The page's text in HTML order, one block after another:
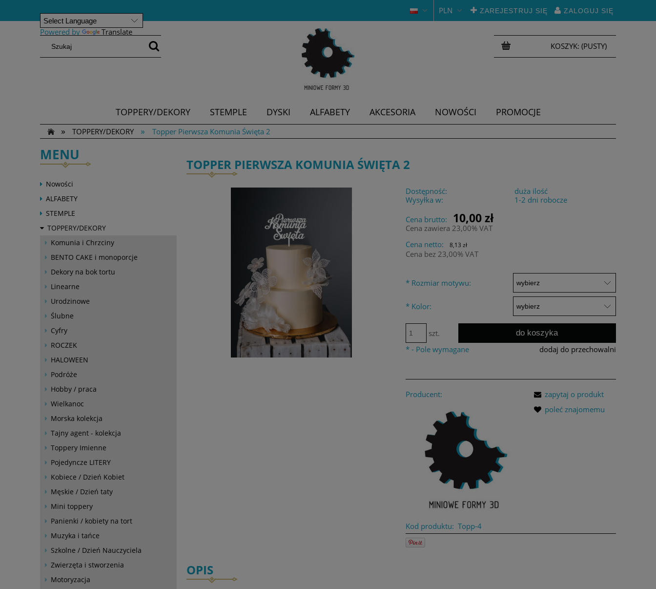
Powered by Translate
ZAREJESTRUJ SIĘ ZALOGUJ SIĘ
PLN
KOSZYK: (PUSTY)
TOPPERY/DEKORY STEMPLE DYSKI ALFABETY AKCESORIA NOWOŚCI
PROMOCJE
»
TOPPERY/DEKORY » Topper Pierwsza Komunia Święta 2
MENU
Nowości
ALFABETY
STEMPLE
TOPPERY/DEKORY
Komunia i Chrzciny
BENTO CAKE i monoporcje
Dekory na bok tortu
Linearne
Urodzinowe
Ślubne
Cyfry
ROCZEK
HALOWEEN
Podróże
Hobby / praca
Wielkanoc
Morska kolekcja
Tajny agent - kolekcja
Toppery Imienne
Pojedyncze LITERY
Kobiece / Dzień Kobiet
Męskie / Dzień taty
Mini toppery
Panienki / kobiety na tort
Muzyka i tańce
Szkolne / Dzień Nauczyciela
Zwierzęta i stworzenia
Motoryzacja
TOPPER PIERWSZA KOMUNIA ŚWIĘTA 2
Dostępność:
duża ilość
Wysyłka w:
1-2 dni robocze
Cena brutto:
10,00 zł
Cena zawiera 23,00% VAT
Cena netto:
8,13 zł
Cena bez 23,00% VAT
* Rozmiar motywu:
* Kolor:
szt.
do koszyka
dodaj do przechowalni
* - Pole wymagane
Producent:
Kod produktu: Topp-4
zapytaj o produkt
poleć znajomemu
OPIS